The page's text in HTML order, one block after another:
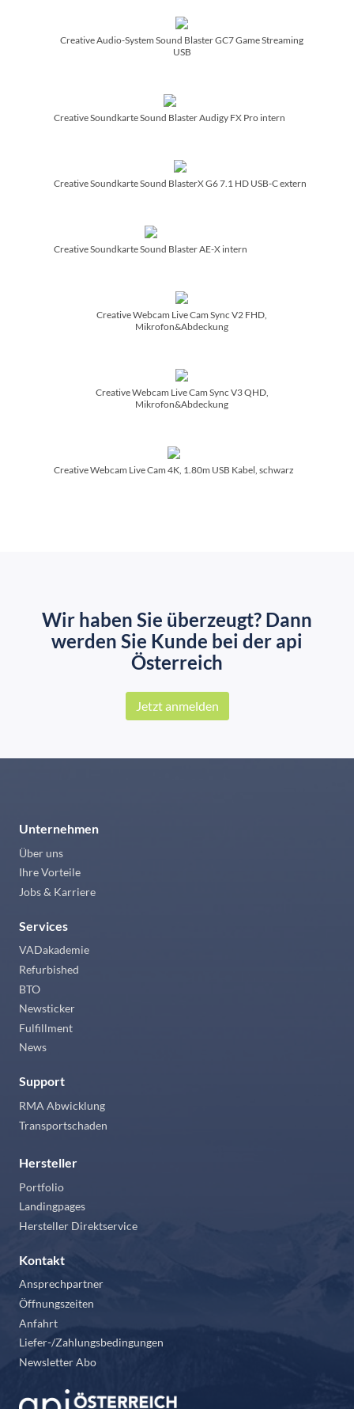
Creative Audio-System Sound Blaster GC7 Game Streaming
USB
Creative Soundkarte Sound Blaster Audigy FX Pro intern
Creative Soundkarte Sound BlasterX G6 7.1 HD USB-C extern
Creative Soundkarte Sound Blaster AE-X intern
Creative Webcam Live Cam Sync V2 FHD,
Mikrofon&Abdeckung
Creative Webcam Live Cam Sync V3 QHD,
Mikrofon&Abdeckung
Creative Webcam Live Cam 4K, 1.80m USB Kabel, schwarz
Wir haben Sie überzeugt? Dann
werden Sie Kunde bei der api
Österreich
Jetzt anmelden
Unternehmen
Über uns
Ihre Vorteile
Jobs & Karriere
Services
VADakademie
Refurbished
BTO
Newsticker
Fulfillment
News
Support
RMA Abwicklung
Transportschaden
Hersteller
Portfolio
Landingpages
Hersteller Direktservice
Kontakt
Ansprechpartner
Öffnungszeiten
Anfahrt
Liefer-/Zahlungsbedingungen
Newsletter Abo